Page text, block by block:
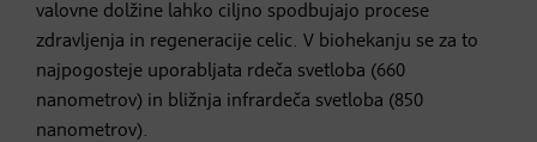
valovne dolžine lahko ciljno spodbujajo procese
zdravljenja in regeneracije celic. V biohekanju se za to
najpogosteje uporabljata rdeča svetloba (660
nanometrov) in bližnja infrardeča svetloba (850
nanometrov).